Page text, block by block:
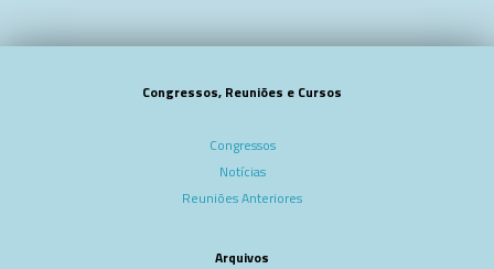
Congressos, Reuniões e Cursos
Congressos
Notícias
Reuniões Anteriores
Arquivos